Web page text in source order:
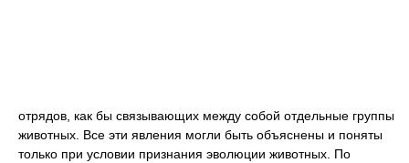
отрядов, как бы связывающих между собой отдельные группы
животных. Все эти явления могли быть объяснены и поняты
только при условии признания эволюции животных. По